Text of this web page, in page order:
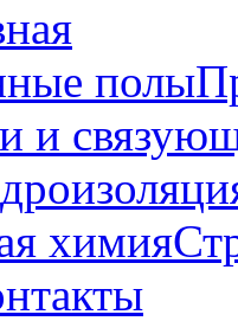
полы
и
химия